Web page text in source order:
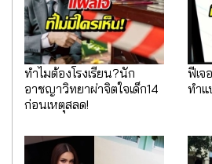
ทำไมต้องโรงเรียน?นัก
อาชญาวิทยาผ่าจิตใจเด็ก14
ก่อนเหตุสลด!
ฟีเจ
ทำแ